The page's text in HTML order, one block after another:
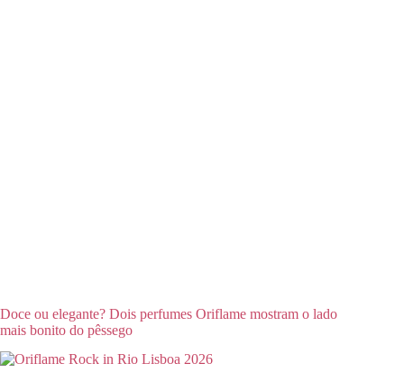
Doce ou elegante? Dois perfumes Oriflame mostram o lado
mais bonito do pêssego